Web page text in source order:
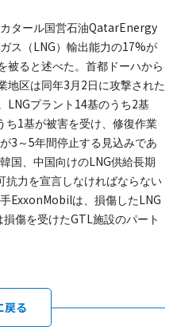
タール国営石油QatarEnergy
ス（ LNG ）輸出能力の17%が
被ると述べた。首都ドーハから
地区は同年3 月 2 日に攻撃された
LNGプラント 14基のうち2基
ち1基が被害を受け、修復作業
3 ～ 5年間停止する見込みであ
国、中国向けのLNG供給長期
抗力を宣言しなければならない
ExxonMobilは、損傷したLNG
損傷を受けたGTL施設のパート
戻る